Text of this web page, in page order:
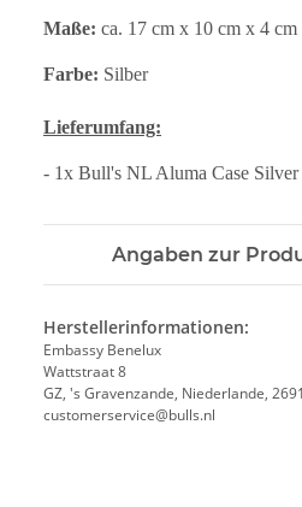
Maße: ca. 17 cm x 10 cm x 4 cm
Farbe: Silber
Lieferumfang:
- 1x Bull's NL Aluma Case
Angaben zur
Herstellerinformationen:
Embassy Benelux
Wattstraat 8
GZ, 's Gravenzande, Niederlande, 2691
customerservice@bulls.nl